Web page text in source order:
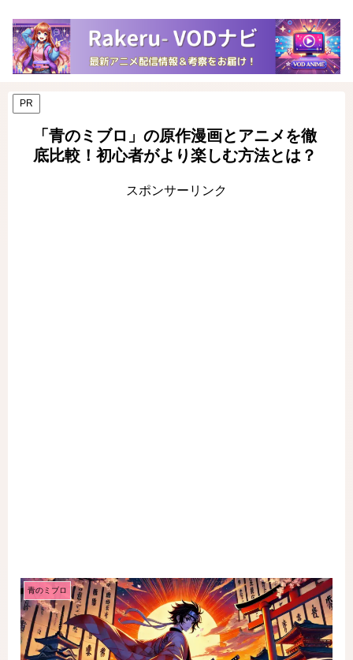
PR
「青のミブロ」の原作漫画とアニメを徹
底比較！初心者がより楽しむ方法とは？
スポンサーリンク
青のミブロ